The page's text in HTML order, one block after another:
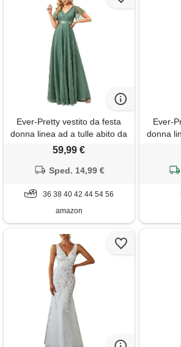
Ever-Pretty vestito da festa
donna linea ad a tulle abito da
sera scollo v lungo cerimonia
59,99 €
Sped. 14,99 €
36 38 40 42 44 54 56
amazon
Ever-
donna
sera